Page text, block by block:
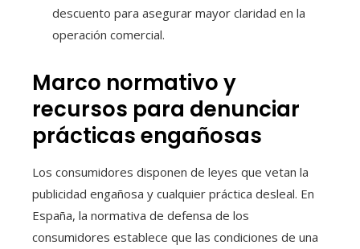
descuento para asegurar mayor claridad en la
operación comercial.
Marco normativo y
recursos para denunciar
prácticas engañosas
Los consumidores disponen de leyes que vetan la
publicidad engañosa y cualquier práctica desleal. En
España, la normativa de defensa de los
consumidores establece que las condiciones de una